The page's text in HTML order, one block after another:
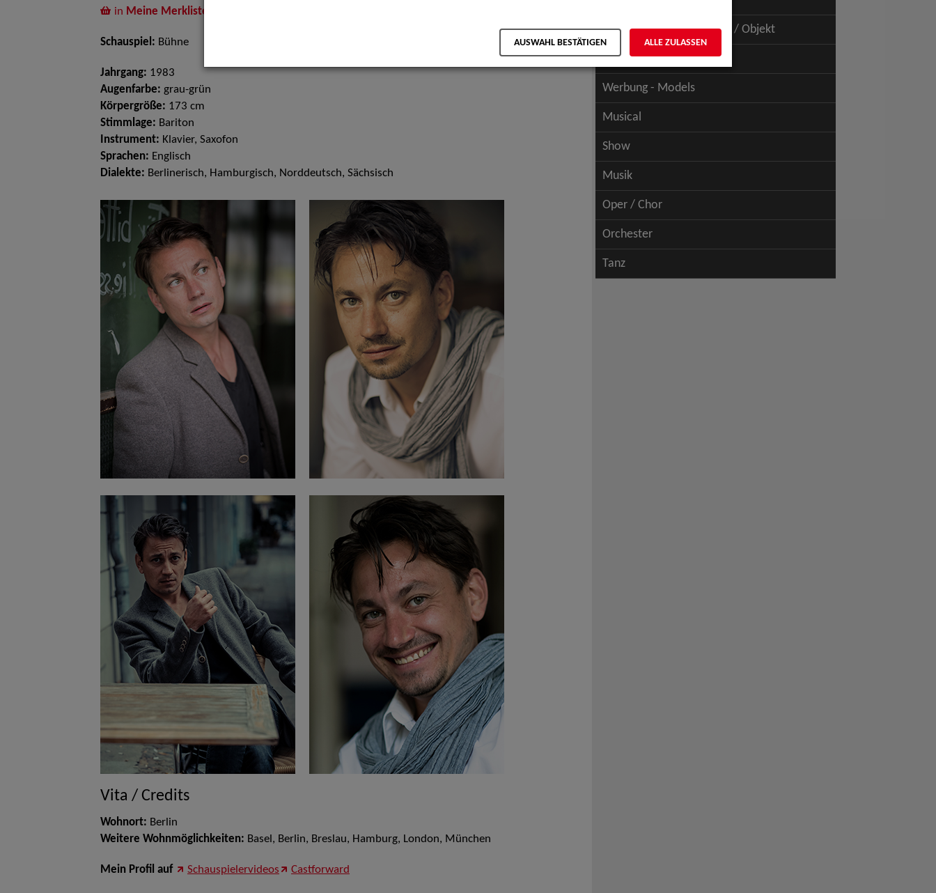
in Meine Merkliste
Schauspiel: Bühne
Jahrgang: 1983
Augenfarbe: grau-grün
Körpergröße: 173 cm
Stimmlage: Bariton
Instrument: Klavier, Saxofon
Sprachen: Englisch
Dialekte: Berlinerisch, Hamburgisch, Norddeutsch, Sächsisch
Vita / Credits
Wohnort: Berlin
Weitere Wohnmöglichkeiten: Basel, Berlin, Breslau, Hamburg, London, München
Mein Profil auf Schauspielervideos Castforward
Schauspiel - Figur / Puppe / Objekt
Werbung - Talents
Werbung - Models
Musical
Show
Musik
Oper / Chor
Orchester
Tanz
AUSWAHL BESTÄTIGEN ALLE ZULASSEN